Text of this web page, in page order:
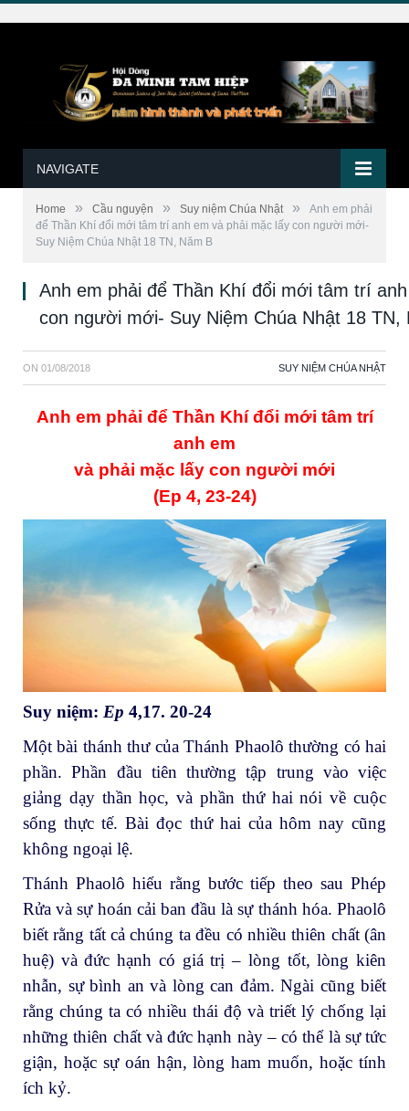
NAVIGATE
Home » Cầu nguyện » Suy niệm Chúa Nhật »
Anh em phải
để Thần Khí đổi mới tâm trí anh em và phải mặc lấy con người mới-
Suy Niệm Chúa Nhật 18 TN, Năm B
Anh em phải để Thần Khí đổi mới tâm trí
con người mới- Suy Niệm Chúa Nhật 18 TN,
ON 01/08/2018 SUY NIỆM CHÚA NHẬT
Anh em phải để Thần Khí đổi mới tâm trí
anh em
và phải mặc lấy con người mới
(Ep 4, 23-24)
Suy niệm: Ep 4,17. 20-24
Một bài thánh thư của Thánh Phaolô thường có hai
phần. Phần đầu tiên thường tập trung vào việc
giảng dạy thần học, và phần thứ hai nói về cuộc
sống thực tế. Bài đọc thứ hai của hôm nay cũng
không ngoại lệ.
Thánh Phaolô hiểu rằng bước tiếp theo sau Phép
Rửa và sự hoán cải ban đầu là sự thánh hóa. Phaolô
biết rằng tất cả chúng ta đều có nhiều thiên chất (ân
huệ) và đức hạnh có giá trị – lòng tốt, lòng kiên
nhẫn, sự bình an và lòng can đảm. Ngài cũng biết
rằng chúng ta có nhiều thái độ và triết lý chống lại
những thiên chất và đức hạnh này – có thể là sự tức
giận, hoặc sự oán hận, lòng ham muốn, hoặc tính
ích kỷ.